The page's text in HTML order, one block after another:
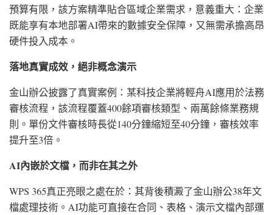
預算有限，該方案精準貼合區域企業需求，意義重大：企業
既能享有本地部署AI帶來的數據安全保障，又無需承擔高昂
硬件投入成本。
落地真實成效，絕非概念演示
金山辦公披露了真實案例：某科技企業將輕舟AI應用於法務
審核流程，該流程覆蓋400餘項審核類型、兩萬餘條業務規
則。單份文件審核時長從140分鐘縮短至40分鐘，審核效率
提升至3倍。
AI內嵌於文檔，而非在其之外
WPS 365真正亮眼之處在於：其背後積澱了金山辦公38年文
檔處理技術。AI功能可直接在合同、表格、演示文檔內部運